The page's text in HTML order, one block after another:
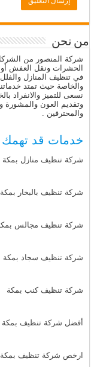
من نحن
شركة المنصور من
الحشرات ونقل العفش
في تنظيف المنازل
والخاصة حيث تمتد
نسعى للتميز والانفراد
وتقديم العون
والمحترفين .
خدمات قد
شركة تنظيف منازل بمكة
شركة تنظيف بالبخار بمكة
شركة تنظيف مجالس
شركة تنظيف سجاد بمكة
شركة تنظيف كنب بمكة
أفضل شركة تنظيف بمكة
ارخص شركة تنظيف بمكة